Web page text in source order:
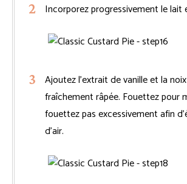
Incorporez progressivement le lait
Ajoutez l’extrait de vanille et la
fraîchement râpée. Fouettez pour
fouettez pas excessivement afin
d’air.